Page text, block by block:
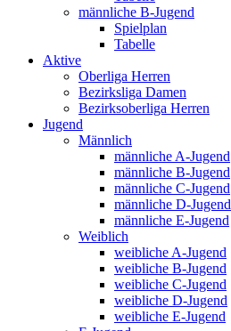
männliche B-Jugend
Spielplan
Tabelle
Aktive
Oberliga Herren
Bezirksliga Damen
Bezirksoberliga Herren
Jugend
Männlich
männliche A-Jugend
männliche B-Jugend
männliche C-Jugend
männliche D-Jugend
männliche E-Jugend
Weiblich
weibliche A-Jugend
weibliche B-Jugend
weibliche C-Jugend
weibliche D-Jugend
weibliche E-Jugend